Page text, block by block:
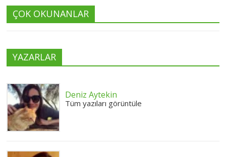
ÇOK OKUNANLAR
YAZARLAR
Deniz Aytekin
Tüm yazıları görüntüle